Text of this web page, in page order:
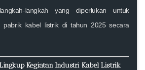
langkah yang diperlukan untuk
pabrik kabel listrik di tahun 2025 secara
Kegiatan Industri Kabel Listrik